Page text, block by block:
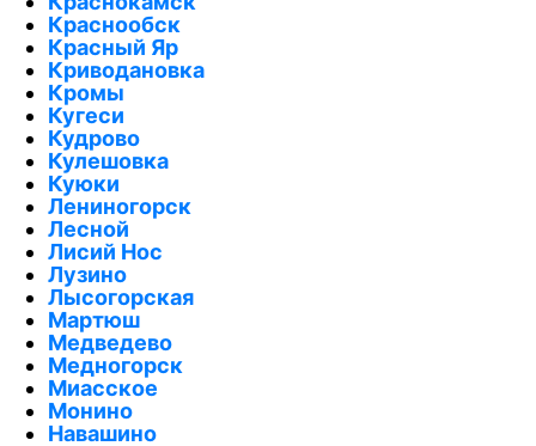
Краснообск
Красный Яр
Криводановка
Кромы
Кугеси
Кудрово
Кулешовка
Куюки
Лениногорск
Лесной
Лисий Нос
Лузино
Лысогорская
Мартюш
Медведево
Медногорск
Миасское
Монино
Навашино